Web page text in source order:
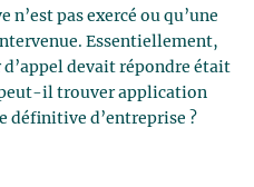
pas exercé ou qu’une
Essentiellement,
devait répondre était
il trouver application
définitive d’entreprise ?